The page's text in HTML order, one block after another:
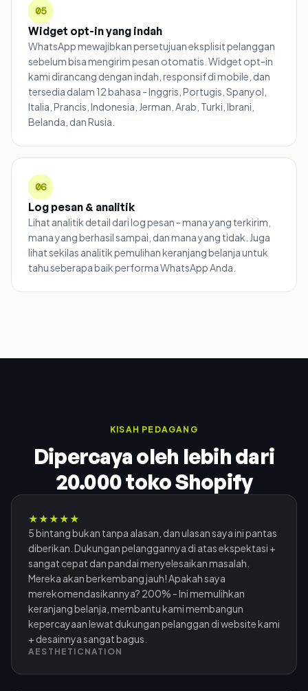
05
Widget opt-in yang indah
WhatsApp mewajibkan persetujuan eksplisit pelanggan
sebelum bisa mengirim pesan otomatis. Widget opt-in
kami dirancang dengan indah, responsif di mobile, dan
tersedia dalam 12 bahasa - Inggris, Portugis, Spanyol,
Italia, Prancis, Indonesia, Jerman, Arab, Turki, Ibrani,
Belanda, dan Rusia.
06
Log pesan & analitik
Lihat analitik detail dari log pesan - mana yang terkirim,
mana yang berhasil sampai, dan mana yang tidak. Juga
lihat sekilas analitik pemulihan keranjang belanja untuk
tahu seberapa baik performa WhatsApp Anda.
KISAH PEDAGANG
Dipercaya oleh lebih dari
20.000 toko Shopify
★★★★★
5 bintang bukan tanpa alasan, dan ulasan saya ini pantas
diberikan. Dukungan pelanggannya di atas ekspektasi +
sangat cepat dan pandai menyelesaikan masalah.
Mereka akan berkembang jauh! Apakah saya
merekomendasikannya? 200% - Ini memulihkan
keranjang belanja, membantu kami membangun
kepercayaan lewat dukungan pelanggan di website kami
+ desainnya sangat bagus.
AESTHETICNATION